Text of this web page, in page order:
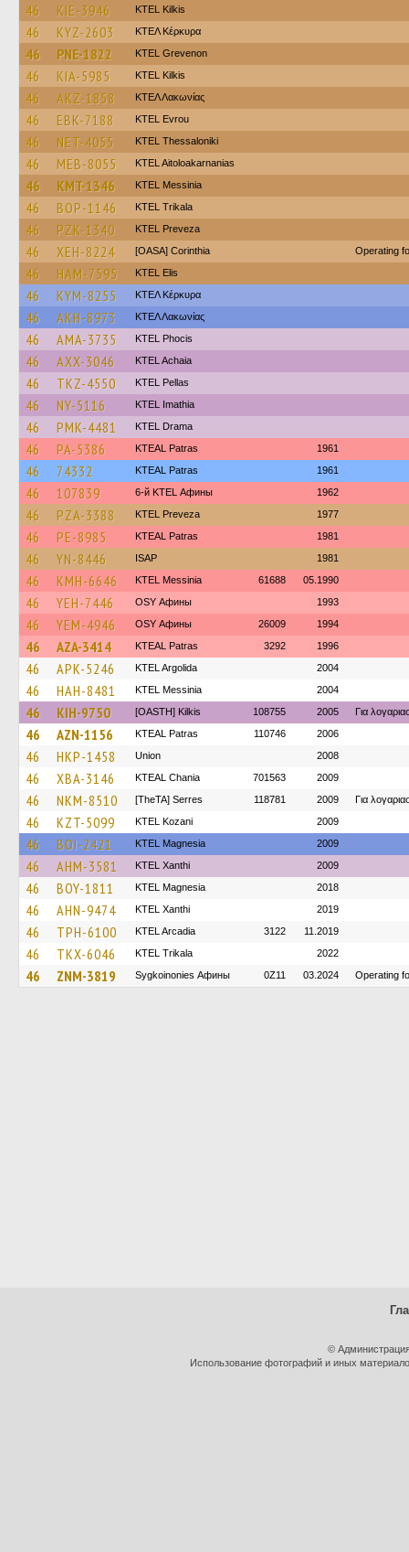
46 KIE-3946 KTEL Kilkis
46 KYZ-2603 ΚΤΕΛ Κέρκυρα
46 PNE-1822 ΚΤΕL Grevenon
46 KIA-5985 KTEL Kilkis
46 AKZ-1858 ΚΤΕΛ Λακωνίας
46 EBK-7188 KTEL Evrou
46 NET-4055 KTEL Thessaloniki
46 MEB-8055 KTEL Aitoloakarnanias
46 KMT-1346 KTEL Messinia
46 BOP-1146 ΚΤΕL Τrikala
46 PZK-1340 KTEL Preveza
46 XEH-8224 [OASA] Corinthia Operating
46 HAM-7595 KTEL Elis
46 KYM-8255 ΚΤΕΛ Κέρκυρα
46 AKH-8973 ΚΤΕΛ Λακωνίας
46 AMA-3735 ΚΤΕL Phocis
46 AXX-3046 KTEL Achaia
46 TKZ-4550 KTEL Pellas
46 NY-5116 KTEL Imathia
46 PMK-4481 KTEL Drama
46 PA-5386 KTEAL Patras 1961
46 74332 KTEAL Patras 1961
46 107839 6-й KTEL Афины 1962
46 PZA-3388 KTEL Preveza 1977
46 PE-8985 KTEAL Patras 1981
46 YN-8446 ISAP 1981
46 KMH-6646 KTEL Messinia 61688 05.1990
46 YEH-7446 OSY Афины 1993
46 YEM-4946 OSY Афины 26009 1994
46 AZA-3414 KTEAL Patras 3292 1996
46 APK-5246 KTEL Argolida 2004
46 HAH-8481 KTEL Messinia 2004
46 KIH-9750 [OASTH] Kilkis 108755 2005 Για
46 AZN-1156 KTEAL Patras 110746 2006
46 HKP-1458 Union 2008
46 XBA-3146 KTEAL Chania 701563 2009
46 NKM-8510 [TheTA] Serres 118781 2009 Για
46 KZT-5099 ΚΤΕL Kozani 2009
46 BOI-2421 ΚΤΕL Magnesia 2009
46 AHM-3581 KTEL Xanthi 2009
46 BOY-1811 ΚΤΕL Magnesia 2018
46 AHN-9474 KTEL Xanthi 2019
46 TPH-6100 KTEL Arcadia 3122 11.2019
46 TKX-6046 ΚΤΕL Τrikala 2022
46 ZNM-3819 Sygkoinonies Афины 0Z11 03.2024 Operating
©
Использование фотографий и иных